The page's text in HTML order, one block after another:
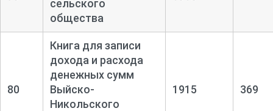
сельского
общества
80
Книга для записи
дохода и расхода
денежных сумм
Выйско-
Никольского
1915 369